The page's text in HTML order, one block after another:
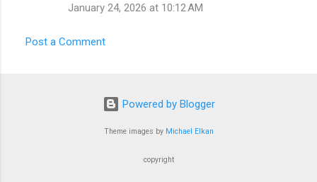
January 24, 2026 at 10:12 AM
Post a Comment
Powered by Blogger
Theme images by Michael Elkan
copyright